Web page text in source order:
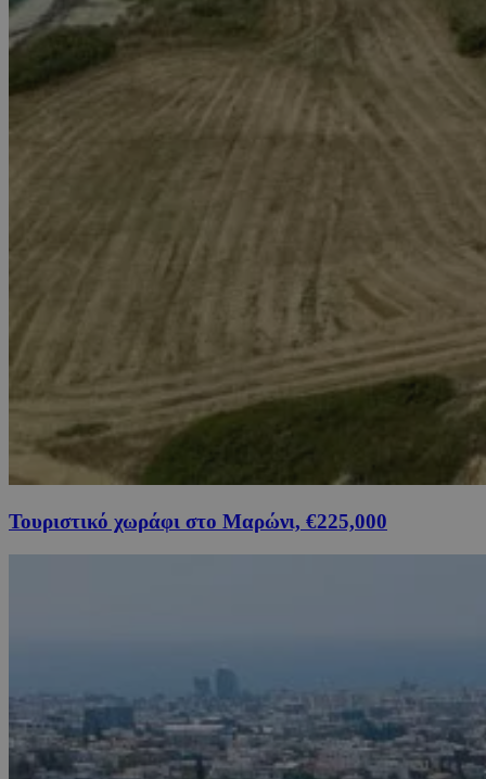
Τουριστικό χωράφι στο Μαρώνι, €225,000